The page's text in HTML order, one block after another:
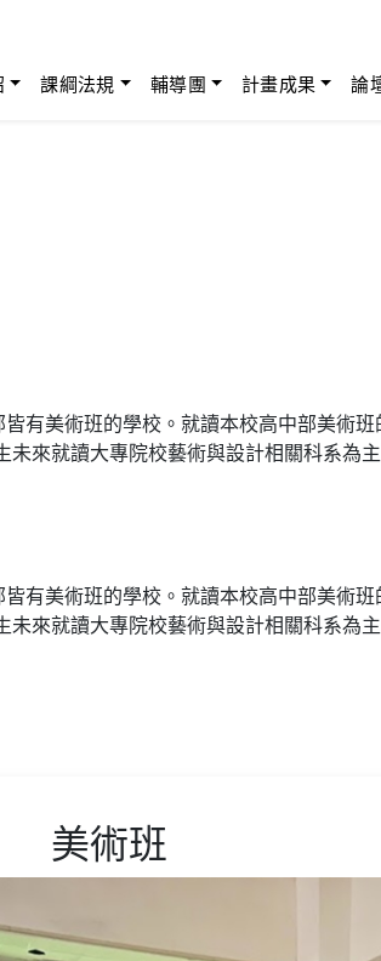
課綱法規 輔導團 計畫成果 論
有美術班的學校。就讀本校高中部美術
來就讀大專院校藝術與設計相關科系為
有美術班的學校。就讀本校高中部美術
來就讀大專院校藝術與設計相關科系為
美術班